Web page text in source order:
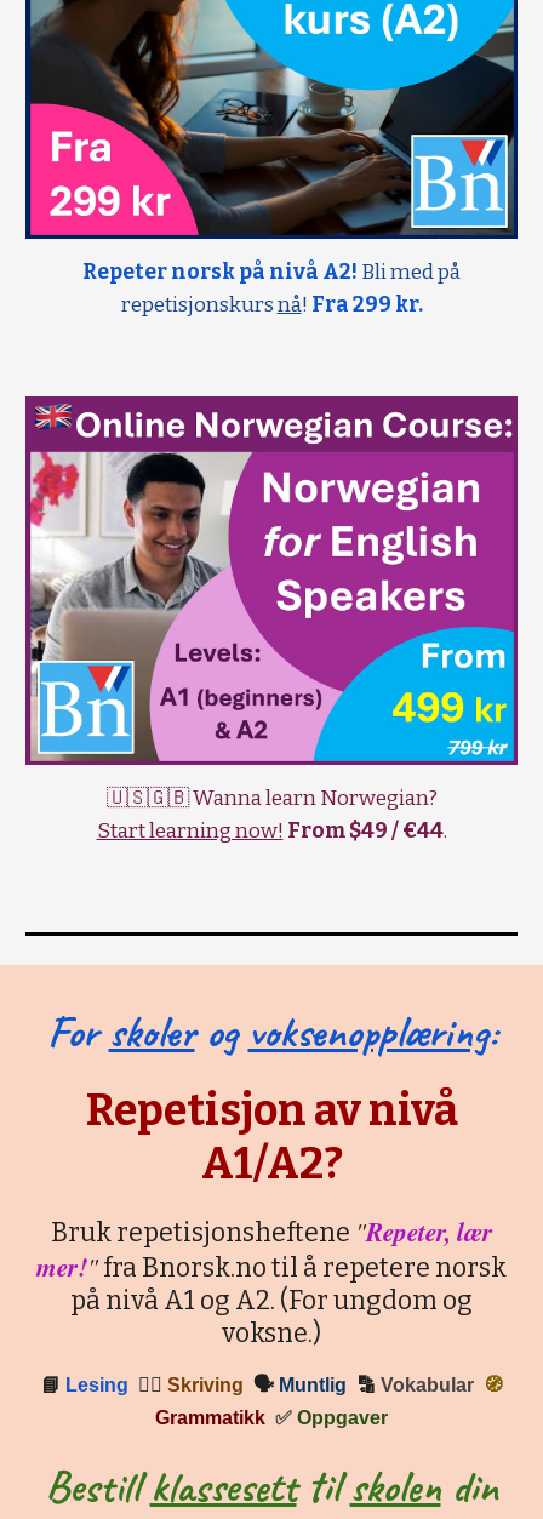
Repeter norsk på nivå A2! Bli med på
repetisjonskursnå! Fra 299 kr.
🇺🇸🇬🇧 Wanna learn Norwegian?
Start learning now! From $49 / €44.
Forskolerog voksenopplæring:
Repetisjon av nivå
A1/A2?
Bruk repetisjonsheftene "Repeter, lær
mer!"fra Bnorsk.no til å repetere norsk
på nivå A1 og A2. (For ungdom og
voksne.)
📘 Lesing ✍🏼 Skriving 🗣 Muntlig 🔡 Vokabular
🧭
Grammatikk ✅ Oppgaver
Bestillklassesetttilskolendin